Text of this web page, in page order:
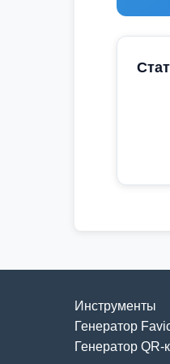
Инструменты
Генератор
Генератор QR-